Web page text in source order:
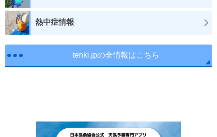
熱中症情報
tenki.jpの全情報はこちら